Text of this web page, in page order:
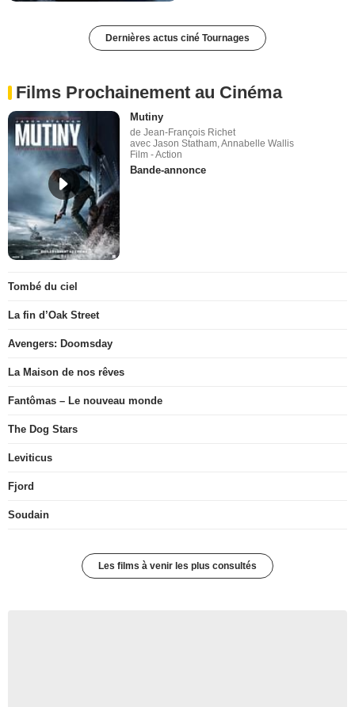
Dernières actus ciné Tournages
Films Prochainement au Cinéma
Mutiny
de Jean-François Richet
avec Jason Statham, Annabelle Wallis
Film - Action
Bande-annonce
Tombé du ciel
La fin d’Oak Street
Avengers: Doomsday
La Maison de nos rêves
Fantômas – Le nouveau monde
The Dog Stars
Leviticus
Fjord
Soudain
Les films à venir les plus consultés